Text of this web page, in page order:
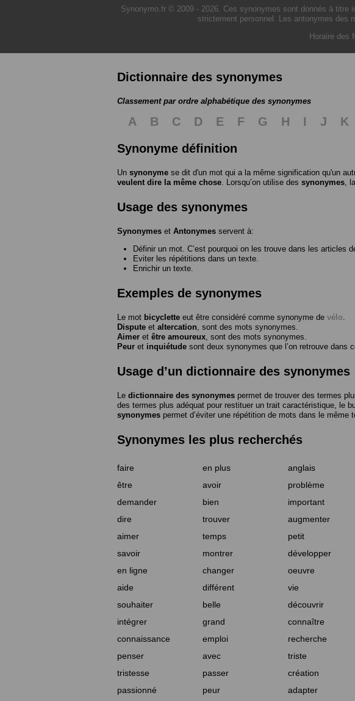
Synonymo.fr © 2009 - 2026. Ces synonymes sont donnés à
strictement personnel. Les antonymes des
Horaire des
Dictionnaire des synonymes
Classement par ordre alphabétique des synonymes
A B C D E F G H I J K
Synonyme définition
Un synonyme se dit d'un mot qui a la même signification qu'un
veulent dire la même chose . Lorsqu’on utilise des synonymes ,
Usage des synonymes
Synonymes et Antonymes servent à:
Définir un mot. C’est pourquoi on les trouve dans les articles
Eviter les répétitions dans un texte.
Enrichir un texte.
Exemples de synonymes
Le mot bicyclette eut être considéré comme synonyme de vélo
Dispute et altercation , sont des mots synonymes.
Aimer et être amoureux , sont des mots synonymes.
Peur et inquiétude sont deux synonymes que l’on retrouve dans
Usage d’un dictionnaire des synonymes
Le dictionnaire des synonymes permet de trouver des termes
des termes plus adéquat pour restituer un trait caractéristique, le
synonymes permet d’éviter une répétition de mots dans le même
Synonymes les plus recherchés
faire en plus anglais
être
avoir problème
demander
bien important
dire
trouver augmenter
aimer
temps petit
savoir
montrer développer
en ligne
changer oeuvre
aide
différent vie
souhaiter
belle découvrir
intégrer
grand connaître
connaissance
emploi recherche
penser
avec triste
tristesse
passer création
passionné
peur adapter